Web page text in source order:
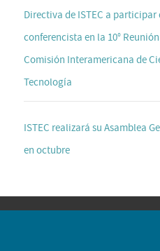
Directiva de ISTEC a participar
conferencista en la 10°
Comisión Interamericana de
Tecnología
ISTEC realizará su Asamblea
en octubre